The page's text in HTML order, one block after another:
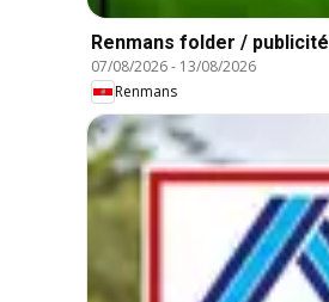
Renmans folder / publicité
07/08/2026- 13/08/2026
Renmans